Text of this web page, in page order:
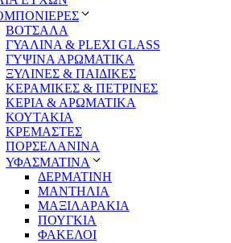
ΒΟΤΣΑΛΑ
ΓΥΑΛΙΝΑ & PLEXI GLASS
ΓΥΨΙΝΑ ΑΡΩΜΑΤΙΚΑ
ΞΥΛΙΝΕΣ & ΠΑΙΔΙΚΕΣ
ΚΕΡΑΜΙΚΕΣ & ΠΕΤΡΙΝΕΣ
ΚΕΡΙΑ & ΑΡΩΜΑΤΙΚΑ
ΚΟΥΤΑΚΙΑ
ΚΡΕΜΑΣΤΕΣ
ΠΟΡΣΕΛΑΝΙΝΑ
ΥΦΑΣΜΑΤΙΝA
ΔΕΡΜΑΤΙΝΗ
ΜΑΝΤΗΛΙΑ
ΜΑΞΙΛΑΡΑΚΙΑ
ΠΟΥΓΚΙΑ
ΦΑΚΕΛΟΙ